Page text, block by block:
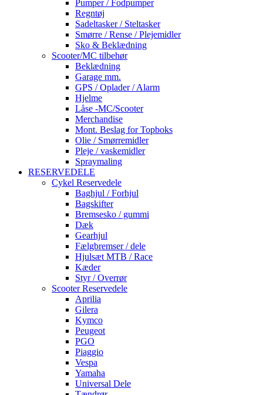
Pumper / Fodpumper
Regntøj
Sadeltasker / Steltasker
Smørre / Rense / Plejemidler
Sko & Beklædning
Scooter/MC tilbehør
Beklædning
Garage mm.
GPS / Oplader / Alarm
Hjelme
Låse -MC/Scooter
Merchandise
Mont. Beslag for Topboks
Olie / Smørremidler
Pleje / vaskemidler
Spraymaling
RESERVEDELE
Cykel Reservedele
Baghjul / Forhjul
Bagskifter
Bremsesko / gummi
Dæk
Gearhjul
Fælgbremser / dele
Hjulsæt MTB / Race
Kæder
Styr / Overrør
Scooter Reservedele
Aprilia
Gilera
Kymco
Peugeot
PGO
Piaggio
Vespa
Yamaha
Universal Dele